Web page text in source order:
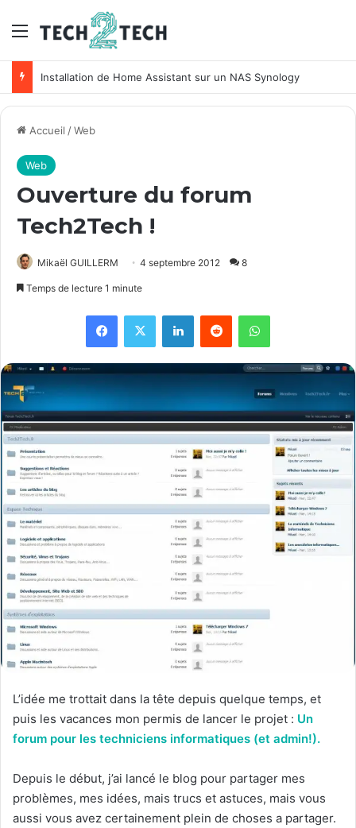
Menu
Installation de Home Assistant sur un NAS Synology
Accueil /Web
Web
Ouverture du forum
Tech2Tech !
Mikaël GUILLERM 4 septembre 2012 8
Temps de lecture 1 minute
L’idée me trottait dans la tête depuis quelque temps, et
puis les vacances mon permis de lancer le projet : Un
forum pour les techniciens informatiques (et admin!).
Depuis le début, j’ai lancé le blog pour partager mes
problèmes, mes idées, mais trucs et astuces, mais vous
aussi vous avez certainement plein de choses a partager.